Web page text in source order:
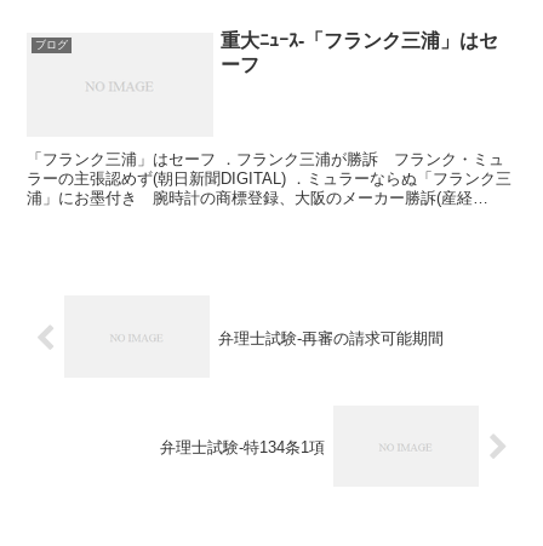
ブログ
重大ﾆｭｰｽ-「フランク三浦」はセ
ーフ
「フランク三浦」はセーフ ．フランク三浦が勝訴 フランク・ミュ
ラーの主張認めず(朝日新聞DIGITAL) ．ミュラーならぬ「フランク三
浦」にお墨付き 腕時計の商標登録、大阪のメーカー勝訴(産経
弁理士試験-再審の請求可能期間
弁理士試験-特134条1項